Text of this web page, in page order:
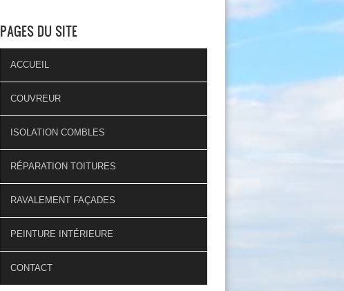
PAGES DU SITE
ACCUEIL
COUVREUR
ISOLATION COMBLES
RÉPARATION TOITURES
RAVALEMENT FAÇADES
PEINTURE INTÉRIEURE
CONTACT